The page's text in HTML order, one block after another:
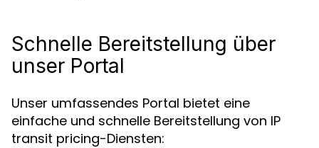
Schnelle Bereitstellung über
unser Portal
Unser umfassendes Portal bietet eine
einfache und schnelle Bereitstellung von IP
transit pricing-Diensten: